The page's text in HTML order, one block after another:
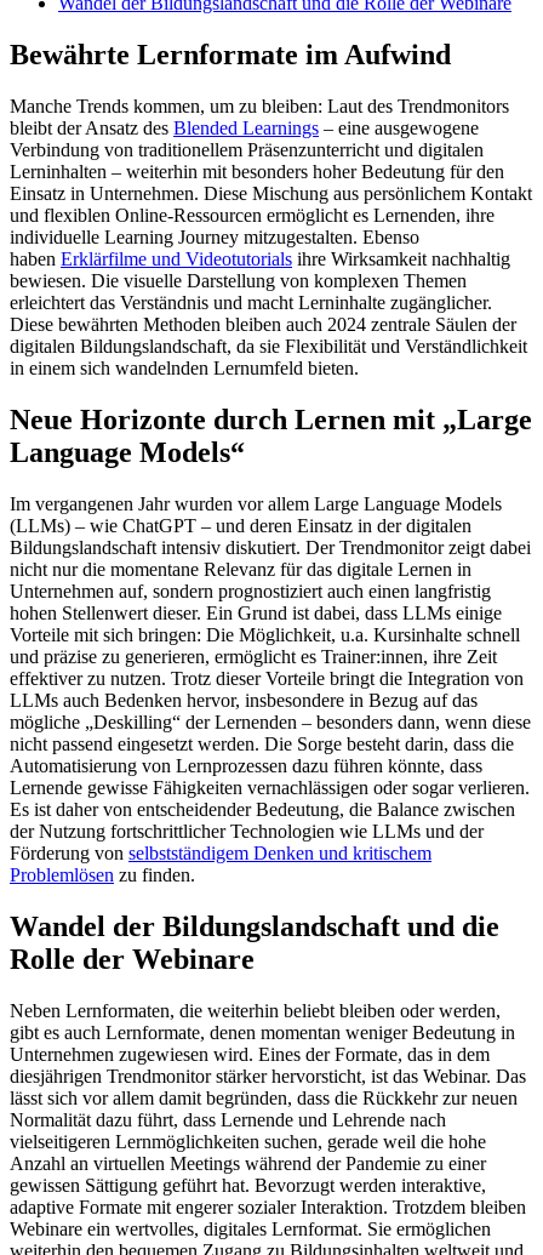
Bewährte Lernformate im Aufwind
Manche Trends kommen, um zu bleiben: Laut des Trendmonitors
bleibt der Ansatz des Blended Learnings – eine ausgewogene
Verbindung von traditionellem Präsenzunterricht und digitalen
Lerninhalten – weiterhin mit besonders hoher Bedeutung für den
Einsatz in Unternehmen. Diese Mischung aus persönlichem Kontakt
und flexiblen Online-Ressourcen ermöglicht es Lernenden, ihre
individuelle Learning Journey mitzugestalten. Ebenso
haben Erklärfilme und Videotutorials ihre Wirksamkeit nachhaltig
bewiesen. Die visuelle Darstellung von komplexen Themen
erleichtert das Verständnis und macht Lerninhalte zugänglicher.
Diese bewährten Methoden bleiben auch 2024 zentrale Säulen der
digitalen Bildungslandschaft, da sie Flexibilität und Verständlichkeit
in einem sich wandelnden Lernumfeld bieten.
Neue Horizonte durch Lernen mit „Large
Language Models“
Im vergangenen Jahr wurden vor allem Large Language Models
(LLMs) – wie ChatGPT – und deren Einsatz in der digitalen
Bildungslandschaft intensiv diskutiert. Der Trendmonitor zeigt dabei
nicht nur die momentane Relevanz für das digitale Lernen in
Unternehmen auf, sondern prognostiziert auch einen langfristig
hohen Stellenwert dieser. Ein Grund ist dabei, dass LLMs einige
Vorteile mit sich bringen: Die Möglichkeit, u.a. Kursinhalte schnell
und präzise zu generieren, ermöglicht es Trainer:innen, ihre Zeit
effektiver zu nutzen. Trotz dieser Vorteile bringt die Integration von
LLMs auch Bedenken hervor, insbesondere in Bezug auf das
mögliche „Deskilling“ der Lernenden – besonders dann, wenn diese
nicht passend eingesetzt werden. Die Sorge besteht darin, dass die
Automatisierung von Lernprozessen dazu führen könnte, dass
Lernende gewisse Fähigkeiten vernachlässigen oder sogar verlieren.
Es ist daher von entscheidender Bedeutung, die Balance zwischen
der Nutzung fortschrittlicher Technologien wie LLMs und der
Förderung von selbstständigem Denken und kritischem
Problemlösen zu finden.
Wandel der Bildungslandschaft und die
Rolle der Webinare
Neben Lernformaten, die weiterhin beliebt bleiben oder werden,
gibt es auch Lernformate, denen momentan weniger Bedeutung in
Unternehmen zugewiesen wird. Eines der Formate, das in dem
diesjährigen Trendmonitor stärker hervorsticht, ist das Webinar. Das
lässt sich vor allem damit begründen, dass die Rückkehr zur neuen
Normalität dazu führt, dass Lernende und Lehrende nach
vielseitigeren Lernmöglichkeiten suchen, gerade weil die hohe
Anzahl an virtuellen Meetings während der Pandemie zu einer
gewissen Sättigung geführt hat. Bevorzugt werden interaktive,
adaptive Formate mit engerer sozialer Interaktion. Trotzdem bleiben
Webinare ein wertvolles, digitales Lernformat. Sie ermöglichen
weiterhin den bequemen Zugang zu Bildungsinhalten weltweit und